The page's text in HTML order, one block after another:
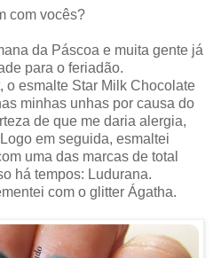
com vocês?
da Páscoa e muita gente já
para o feriadão.
o esmalte Star Milk Chocolate
minhas unhas por causa do
de que me daria alergia,
em seguida, esmaltei
uma das marcas de total
há tempos: Ludurana.
com o glitter Ágatha.